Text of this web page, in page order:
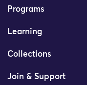
Programs
Learning
Collections
Join & Support